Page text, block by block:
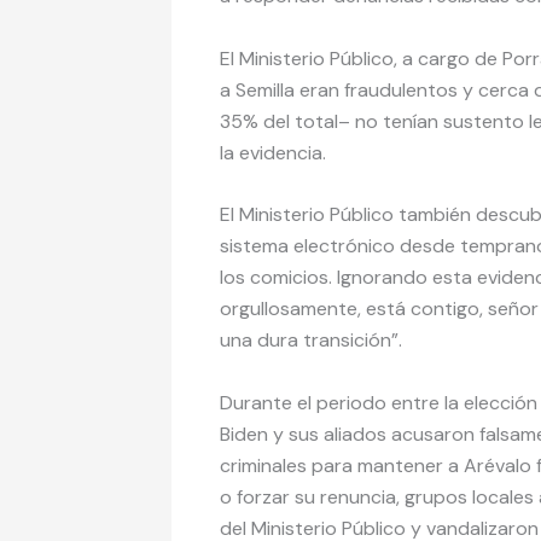
El Ministerio Público, a cargo de
a Semilla eran fraudulentos y
35% del total– no tenían sustento
la evidencia.
El Ministerio Público también
sistema electrónico desde
los comicios. Ignorando esta
orgullosamente, está contigo,
una dura transición”.
Durante el periodo entre la
Biden y sus aliados acusaron
criminales para mantener a
o forzar su renuncia, grupos
del Ministerio Público y